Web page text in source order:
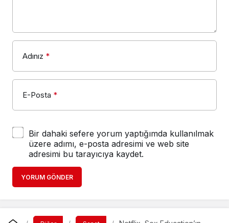
Adınız *
E-Posta *
Bir dahaki sefere yorum yaptığımda kullanılmak
üzere adımı, e-posta adresimi ve web site
adresimi bu tarayıcıya kaydet.
YORUM GÖNDER